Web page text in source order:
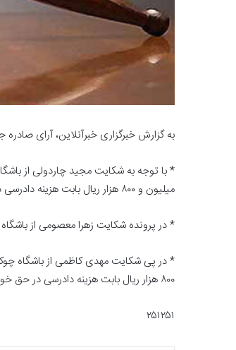
به گزارش خبرگزاری خبرآنلاین، آرای
میلیون و ۸۰۰ هزار ریال بابت هزینه دادرسی در حق خواهان محکوم شد.
* در پرونده شکایت زهرا معصومی از
۸۰۰ هزار ریال بابت هزینه دادرسی در حق خواهان محکوم شد.
۲۵۱۲۵۱